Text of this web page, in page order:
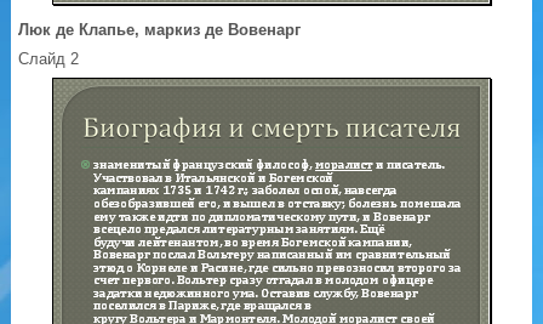
Люк де Клапье, маркиз де Вовенарг
Слайд 2